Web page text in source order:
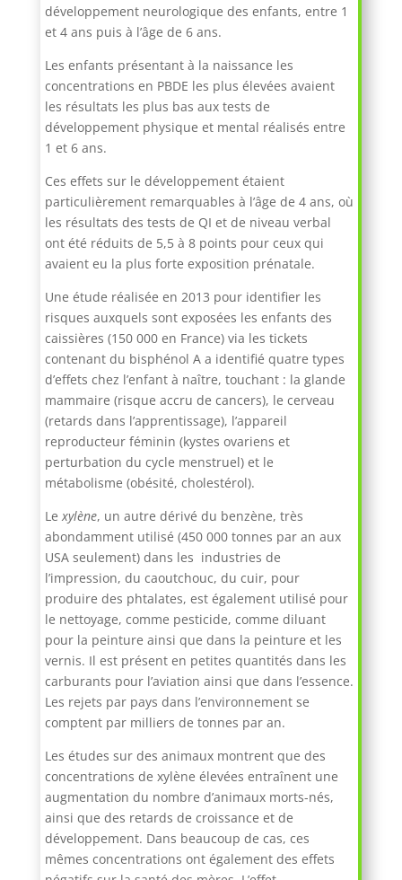
développement neurologique des enfants, entre 1
et 4 ans puis à l’âge de 6 ans.
Les enfants présentant à la naissance les
concentrations en PBDE les plus élevées avaient
les résultats les plus bas aux tests de
développement physique et mental réalisés entre
1 et 6 ans.
Ces effets sur le développement étaient
particulièrement remarquables à l’âge de 4 ans, où
les résultats des tests de QI et de niveau verbal
ont été réduits de 5,5 à 8 points pour ceux qui
avaient eu la plus forte exposition prénatale.
Une étude réalisée en 2013 pour identifier les
risques auxquels sont exposées les enfants des
caissières (150 000 en France) via les tickets
contenant du bisphénol A a identifié quatre types
d’effets chez l’enfant à naître, touchant : la glande
mammaire (risque accru de cancers), le cerveau
(retards dans l’apprentissage), l’appareil
reproducteur féminin (kystes ovariens et
perturbation du cycle menstruel) et le
métabolisme (obésité, cholestérol).
Le xylène, un autre dérivé du benzène, très
abondamment utilisé (450 000 tonnes par an aux
USA seulement) dans les industries de
l’impression, du caoutchouc, du cuir, pour
produire des phtalates, est également utilisé pour
le nettoyage, comme pesticide, comme diluant
pour la peinture ainsi que dans la peinture et les
vernis. Il est présent en petites quantités dans les
carburants pour l’aviation ainsi que dans l’essence.
Les rejets par pays dans l’environnement se
comptent par milliers de tonnes par an.
Les études sur des animaux montrent que des
concentrations de xylène élevées entraînent une
augmentation du nombre d’animaux morts-nés,
ainsi que des retards de croissance et de
développement. Dans beaucoup de cas, ces
mêmes concentrations ont également des effets